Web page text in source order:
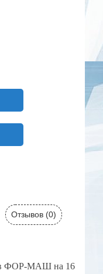
Отзывов (0)
ФОР-МАШ на 16